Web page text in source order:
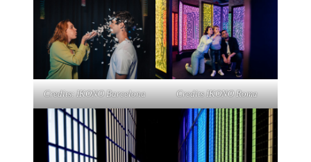
Credits: IKONO Barcelona Credits IKONO Roma